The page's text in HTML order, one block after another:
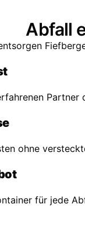
Abfall
ohne
für jede